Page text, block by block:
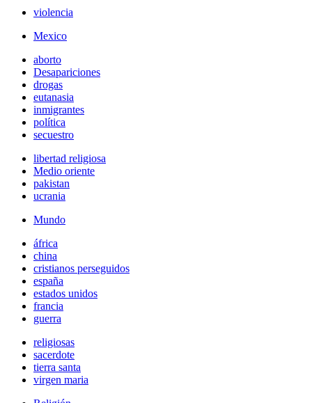
violencia
Mexico
aborto
Desapariciones
drogas
eutanasia
inmigrantes
política
secuestro
libertad religiosa
Medio oriente
pakistan
ucrania
Mundo
áfrica
china
cristianos perseguidos
españa
estados unidos
francia
guerra
religiosas
sacerdote
tierra santa
virgen maria